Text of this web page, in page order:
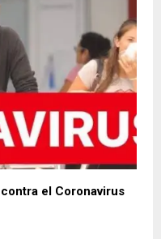
el Coronavirus